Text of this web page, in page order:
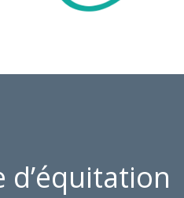
d’équitation